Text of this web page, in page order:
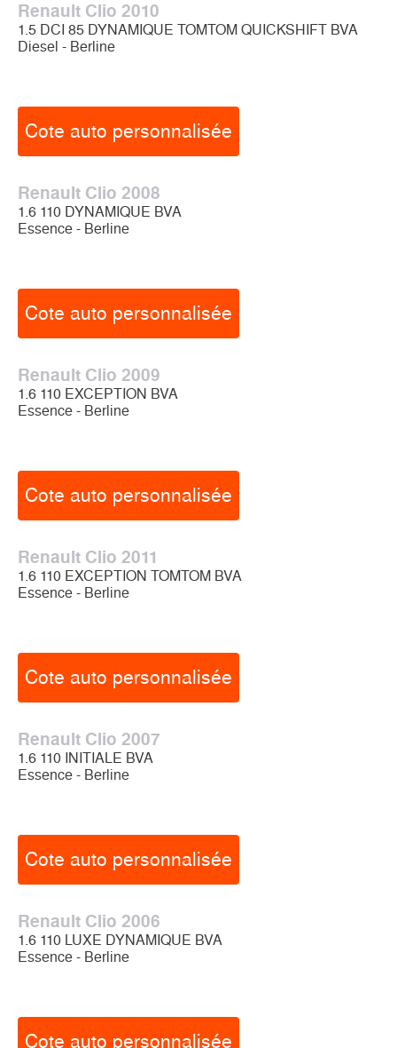
Renault Clio 2010
1.5 DCI 85 DYNAMIQUE TOMTOM QUICKSHIFT BVA
Diesel - Berline
Cote auto personnalisée
Renault Clio 2008
1.6 110 DYNAMIQUE BVA
Essence - Berline
Cote auto personnalisée
Renault Clio 2009
1.6 110 EXCEPTION BVA
Essence - Berline
Cote auto personnalisée
Renault Clio 2011
1.6 110 EXCEPTION TOMTOM BVA
Essence - Berline
Cote auto personnalisée
Renault Clio 2007
1.6 110 INITIALE BVA
Essence - Berline
Cote auto personnalisée
Renault Clio 2006
1.6 110 LUXE DYNAMIQUE BVA
Essence - Berline
Cote auto personnalisée